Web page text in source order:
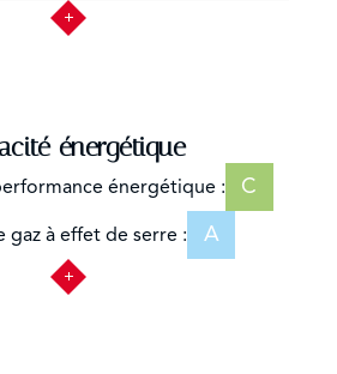
énergétique
énergétique : C
gaz à effet de serre : A